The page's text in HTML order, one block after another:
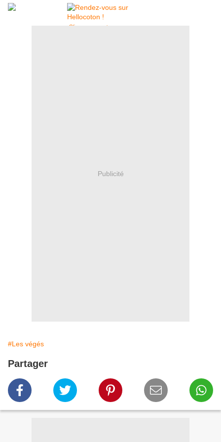
Cliquez pour voter
Publicité
#Les végés
Partager